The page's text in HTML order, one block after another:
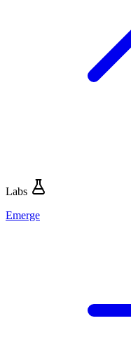
Labs
Emerge